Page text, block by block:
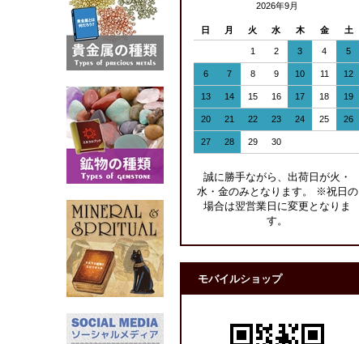
2026年9月
日 月 火 水 木 金 土
1 2 3 4 5
6 7 8 9 10 11 12
13 14 15 16 17 18 19
20 21 22 23 24 25 26
27 28 29 30
誠に勝手ながら、出荷日が火・
水・金のみとなります。 ※祝日の
場合は翌営業日に変更となりま
す。
モバイルショップ